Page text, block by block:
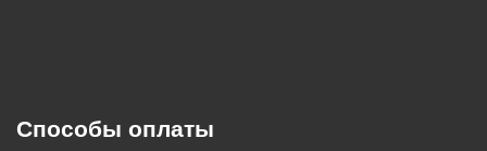
Способы оплаты